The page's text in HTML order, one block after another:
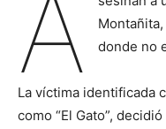
A
donde no
La víctima identificada
como “El Gato”,